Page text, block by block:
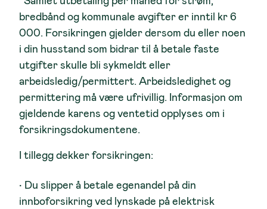
bredbånd og kommunale avgifter er inntil kr 6
000. Forsikringen gjelder dersom du eller noen
i din husstand som bidrar til å betale faste
utgifter skulle bli sykmeldt eller
arbeidsledig/permittert. Arbeidsledighet og
permittering må være ufrivillig. Informasjon om
gjeldende karens og ventetid opplyses om i
forsikringsdokumentene.
I tillegg dekker forsikringen:
• Du slipper å betale egenandel på din
innboforsikring ved lynskade på elektrisk